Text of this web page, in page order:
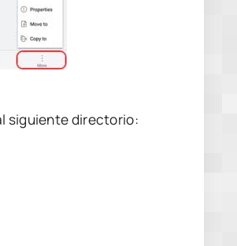
siguiente directorio: